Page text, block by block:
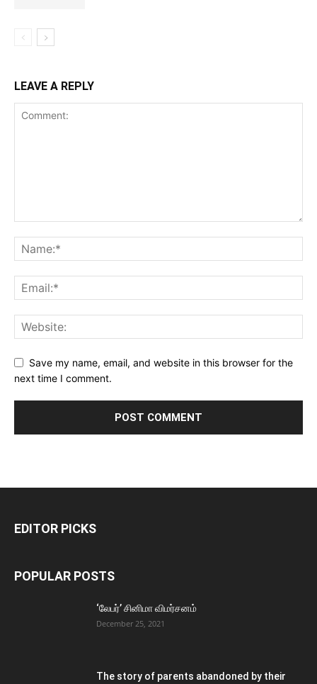
LEAVE A REPLY
Save my name, email, and website in this browser for the
next time I comment.
EDITOR PICKS
POPULAR POSTS
‘லேபர்’ சினிமா விமர்சனம்
December 25, 2021
The story of parents abandoned by their